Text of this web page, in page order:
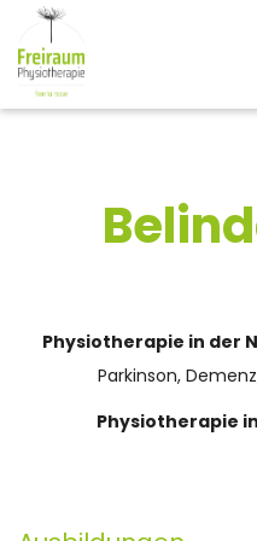
Physiotherapie in der
Parkinson,
Physiotherapie